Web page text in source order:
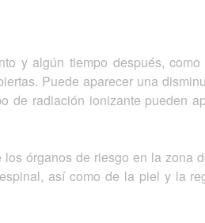
y algún tiempo después,
Puede aparecer una
radiación ionizante pueden
órganos de riesgo en la zona
así como de la piel y la